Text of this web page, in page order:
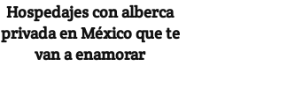
Hospedajes con alberca
privada en México que te
van a enamorar